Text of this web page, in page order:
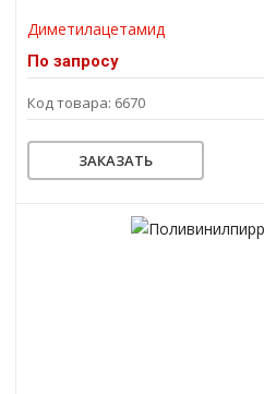
Диметилацетамид
По запросу
Код товара: 6670
ЗАКАЗАТЬ